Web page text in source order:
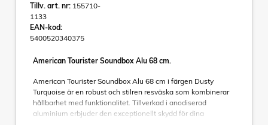
Tillv. art. nr: 155710-
1133
EAN-kod:
5400520340375
American Tourister Soundbox Alu 68 cm.
American Tourister Soundbox Alu 68 cm i färgen Dusty
Turquoise är en robust och stilren resväska som kombinerar
hållbarhet med funktionalitet. Tillverkad i anodiserad
aluminium erbjuder den exceptionellt skydd för dina